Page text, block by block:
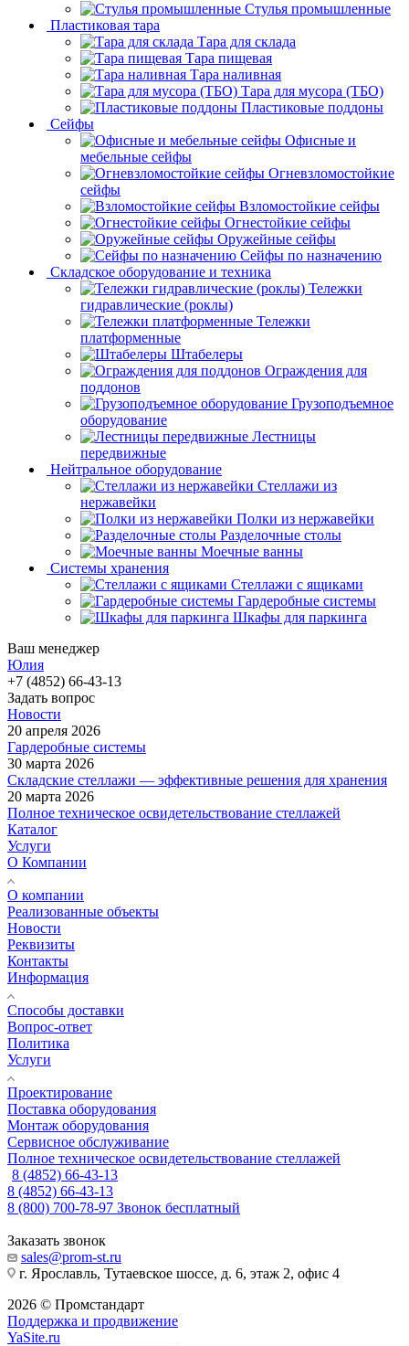
Cтулья промышленные
Пластиковая тара
Тара для склада
Тара пищевая
Тара наливная
Тара для мусора (ТБО)
Пластиковые поддоны
Сейфы
Офисные и
мебельные сейфы
Огневзломостойкие
сейфы
Взломостойкие сейфы
Огнестойкие сейфы
Оружейные сейфы
Сейфы по назначению
Складское оборудование и техника
Тележки
гидравлические (роклы)
Тележки
платформенные
Штабелеры
Ограждения для
поддонов
Грузоподъемное
оборудование
Лестницы
передвижные
Нейтральное оборудование
Стеллажи из
нержавейки
Полки из нержавейки
Разделочные столы
Моечные ванны
Системы хранения
Стеллажи с ящиками
Гардеробные системы
Шкафы для паркинга
Ваш менеджер
Юлия
+7 (4852) 66-43-13
Задать вопрос
Новости
20 апреля 2026
Гардеробные системы
30 марта 2026
Складские стеллажи — эффективные решения для хранения
20 марта 2026
Полное техническое освидетельствование стеллажей
Каталог
Услуги
О Компании
О компании
Реализованные объекты
Новости
Реквизиты
Контакты
Информация
Способы доставки
Вопрос-ответ
Политика
Услуги
Проектирование
Поставка оборудования
Монтаж оборудования
Сервисное обслуживание
Полное техническое освидетельствование стеллажей
8 (4852) 66-43-13
8 (4852) 66-43-13
8 (800) 700-78-97 Звонок бесплатный
Заказать звонок
sales@prom-st.ru
г. Ярославль, Тутаевское шоссе, д. 6, этаж 2, офис 4
2026 © Промстандарт
Поддержка и продвижение
YaSite.ru